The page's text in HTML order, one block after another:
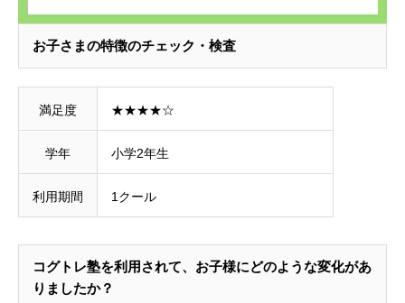
お子さまの特徴のチェック・検査
満足度 ★★★★☆
学年 小学2年生
利用期間 1クール
コグトレ塾を利用されて、お子様にどのような変化があ
りましたか？